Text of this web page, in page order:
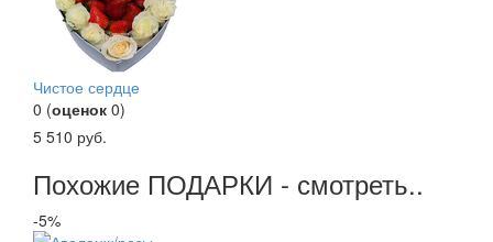
Чистое сердце
0 (оценок 0)
5 510 руб.
Похожие ПОДАРКИ - смотреть..
-5%